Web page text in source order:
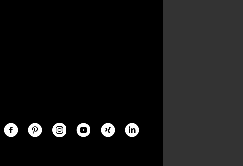
Nimbus